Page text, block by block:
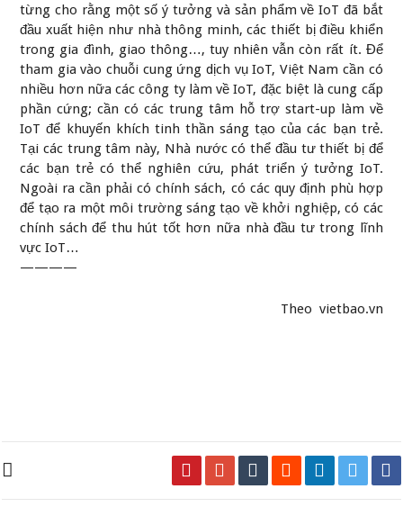
từng cho rằng một số ý tưởng và sản phẩm về IoT đã bắt
đầu xuất hiện như nhà thông minh, các thiết bị điều khiển
trong gia đình, giao thông…, tuy nhiên vẫn còn rất ít. Để
tham gia vào chuỗi cung ứng dịch vụ IoT, Việt Nam cần có
nhiều hơn nữa các công ty làm về IoT, đặc biệt là cung cấp
phần cứng; cần có các trung tâm hỗ trợ start-up làm về
IoT để khuyến khích tinh thần sáng tạo của các bạn trẻ.
Tại các trung tâm này, Nhà nước có thể đầu tư thiết bị để
các bạn trẻ có thể nghiên cứu, phát triển ý tưởng IoT.
Ngoài ra cần phải có chính sách, có các quy định phù hợp
để tạo ra một môi trường sáng tạo về khởi nghiệp, có các
chính sách để thu hút tốt hơn nữa nhà đầu tư trong lĩnh
vực IoT…
————
Theo vietbao.vn